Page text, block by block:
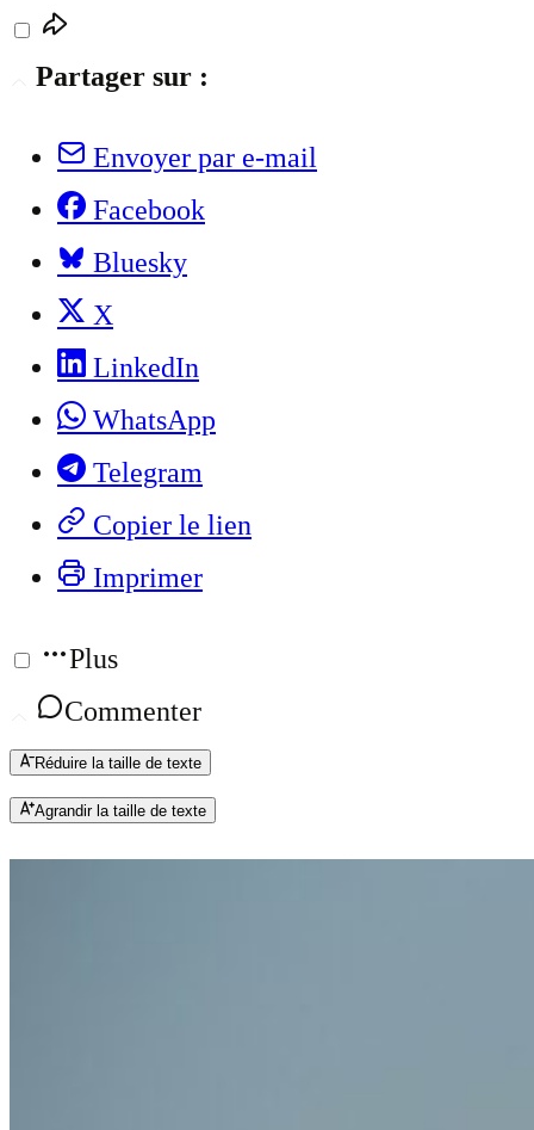
Partager sur :
Envoyer par e-mail
Facebook
Bluesky
X
LinkedIn
WhatsApp
Telegram
Copier le lien
Imprimer
Plus
Commenter
Réduire la taille de texte
Agrandir la taille de texte